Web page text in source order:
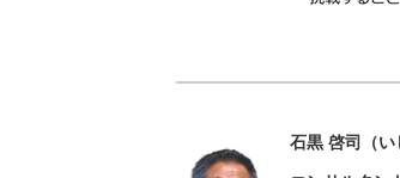
石黒 啓司（い